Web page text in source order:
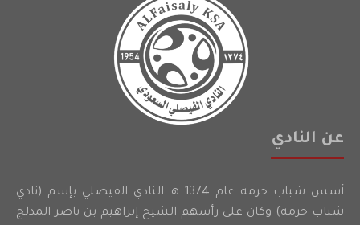
عن النادي
أسس شباب حرمه عام 1374 هـ النادي الفيصلي بإسم (نادي
شباب حرمه) وكان على رأسهم الشيخ إبراهيم بن ناصر المدلج